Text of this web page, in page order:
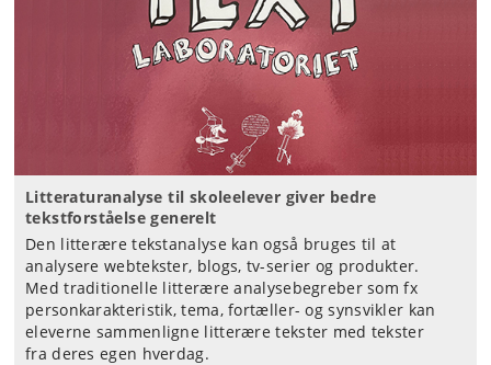
Litteraturanalyse til skoleelever giver bedre
tekstforståelse generelt
Den litterære tekstanalyse kan også bruges til at
analysere webtekster, blogs, tv-serier og produkter.
Med traditionelle litterære analysebegreber som fx
personkarakteristik, tema, fortæller- og synsvikler kan
eleverne sammenligne litterære tekster med tekster
fra deres egen hverdag.